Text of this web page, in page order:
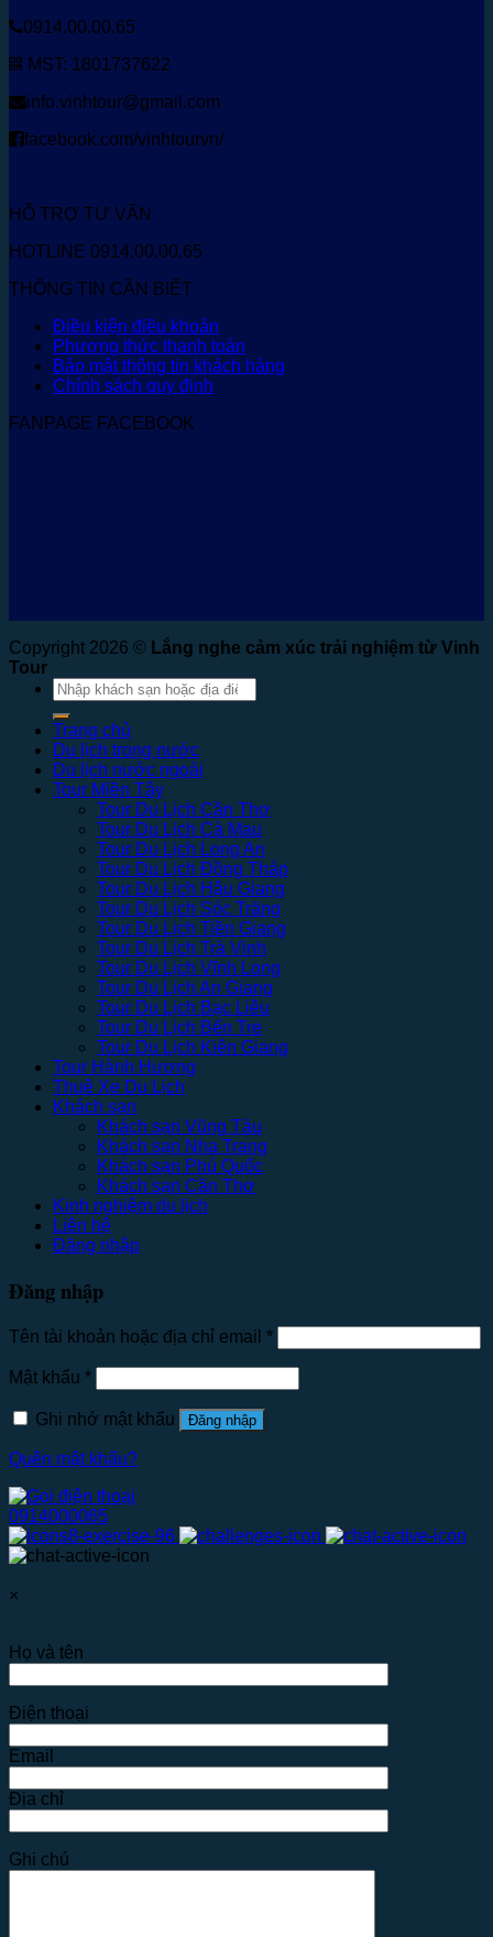
0914.00.00.65
MST: 1801737622
info.vinhtour@gmail.com
facebook.com/vinhtourvn/
HỖ TRỢ TƯ VẤN
HOTLINE 0914.00.00.65
THÔNG TIN CẦN BIẾT
Điều kiện điều khoản
Phương thức thanh toán
Bảo mật thông tin khách hàng
Chính sách quy định
FANPAGE FACEBOOK
Copyright 2026 © Lắng nghe cảm xúc trải nghiệm từ Vinh
Tour
Tìm
kiếm:
Trang chủ
Du lịch trong nước
Du lịch nước ngoài
Tour Miền Tây
Tour Du Lịch Cần Thơ
Tour Du Lịch Cà Mau
Tour Du Lịch Long An
Tour Du Lịch Đồng Tháp
Tour Du Lịch Hậu Giang
Tour Du Lịch Sóc Trăng
Tour Du Lịch Tiền Giang
Tour Du Lịch Trà Vinh
Tour Du Lịch Vĩnh Long
Tour Du Lịch An Giang
Tour Du Lịch Bạc Liêu
Tour Du Lịch Bến Tre
Tour Du Lịch Kiên Giang
Tour Hành Hương
Thuê Xe Du Lịch
Khách sạn
Khách sạn Vũng Tàu
Khách sạn Nha Trang
Khách sạn Phú Quốc
Khách sạn Cần Thơ
Kinh nghiệm du lịch
Liên hệ
Đăng nhập
Đăng nhập
Tên tài khoản hoặc địa chỉ email *
Mật khẩu *
Ghi nhớ mật khẩu Đăng nhập
Quên mật khẩu?
0914000065
×
Họ và tên
Điện thoại
Email
Địa chỉ
Ghi chú